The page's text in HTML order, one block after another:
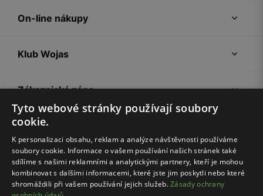
On-line nákupy
Klub Wojas
Zákaznická zóna
Společnost Wojas
Rady
Tyto webové stránky používají soubory
cookie.
K personalizaci obsahu, reklam a analýze návštěvnosti používáme
soubory cookie. Informace o vašem používání našich stránek také
sdílíme s našimi reklamními a analytickými partnery, kteří je mohou
kombinovat s dalšími informacemi, které jste jim poskytli nebo které
shromáždili při vašem používání jejich služeb.Zásady ochrany